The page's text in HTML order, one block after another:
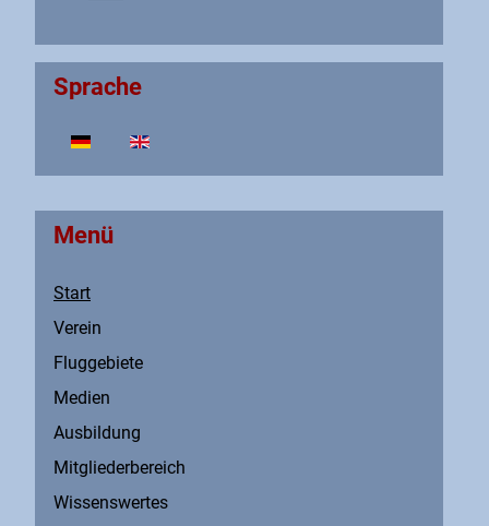
Menü
Start
Verein
Fluggebiete
Medien
Ausbildung
Mitgliederbereich
Wissenswertes
Sprache
Sprache auswählen